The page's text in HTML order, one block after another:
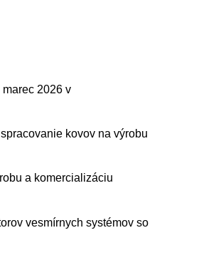
2026 v
kovov na výrobu
a komercializáciu
vesmírnych systémov so